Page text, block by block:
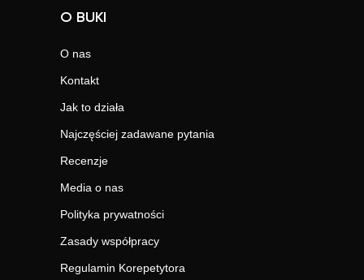
O BUKI
O nas
Kontakt
Jak to działa
Najczęściej zadawane pytania
Recenzje
Media o nas
Polityka prywatności
Zasady współpracy
Regulamin Korepetytora